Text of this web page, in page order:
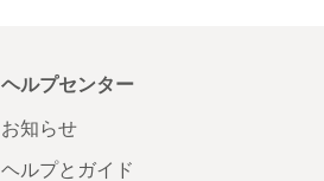
ヘルプセンター
お知らせ
ヘルプとガイド